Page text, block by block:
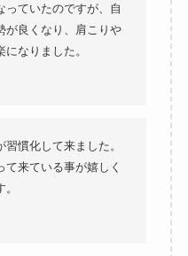
っていたのですが、自
が良くなり、肩こりや
なりました。
慣化して来ました。
来ている事が嬉しく